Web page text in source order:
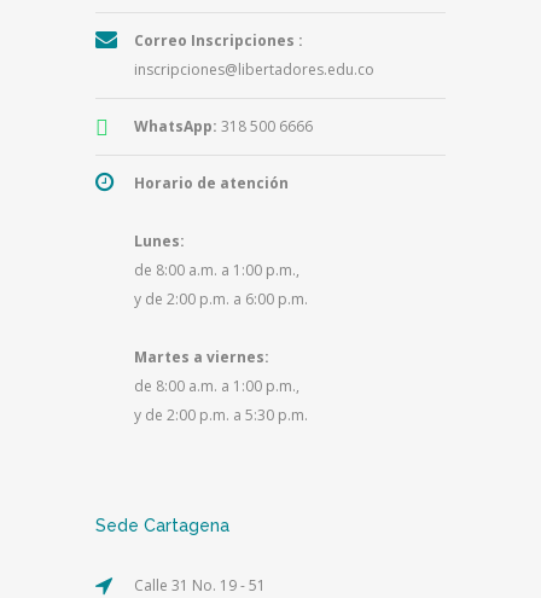
Correo Inscripciones :
inscripciones@libertadores.edu.co
WhatsApp: 318 500 6666
Horario de atención
Lunes:
de 8:00 a.m. a 1:00 p.m.,
y de 2:00 p.m. a 6:00 p.m.
Martes a viernes:
de 8:00 a.m. a 1:00 p.m.,
y de 2:00 p.m. a 5:30 p.m.
Sede Cartagena
Calle 31 No. 19 - 51